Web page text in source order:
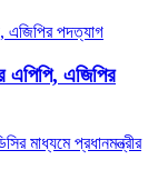
এপিপি, এজিপির